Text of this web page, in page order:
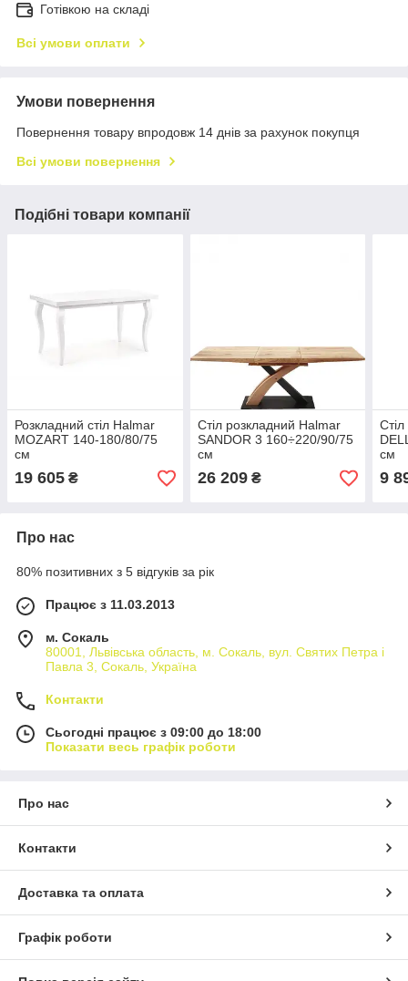
Готівкою на складі
Всі умови оплати
Умови повернення
Повернення товару впродовж 14 днів за рахунок покупця
Всі умови повернення
Подібні товари компанії
Розкладний стіл Halmar
MOZART 140-180/80/75
см
19 605 ₴
Стіл розкладний Halmar
SANDOR 3 160÷220/90/75
см
26 209₴
см
9
Про нас
80% позитивних з 5 відгуків за рік
Працює з 11.03.2013
м. Сокаль
80001, Львівська область, м. Сокаль, вул. Святих Петра і
Павла 3, Сокаль, Україна
Контакти
Сьогодні працює з 09:00 до 18:00
Показати весь графік роботи
Про нас
Контакти
Доставка та оплата
Графік роботи